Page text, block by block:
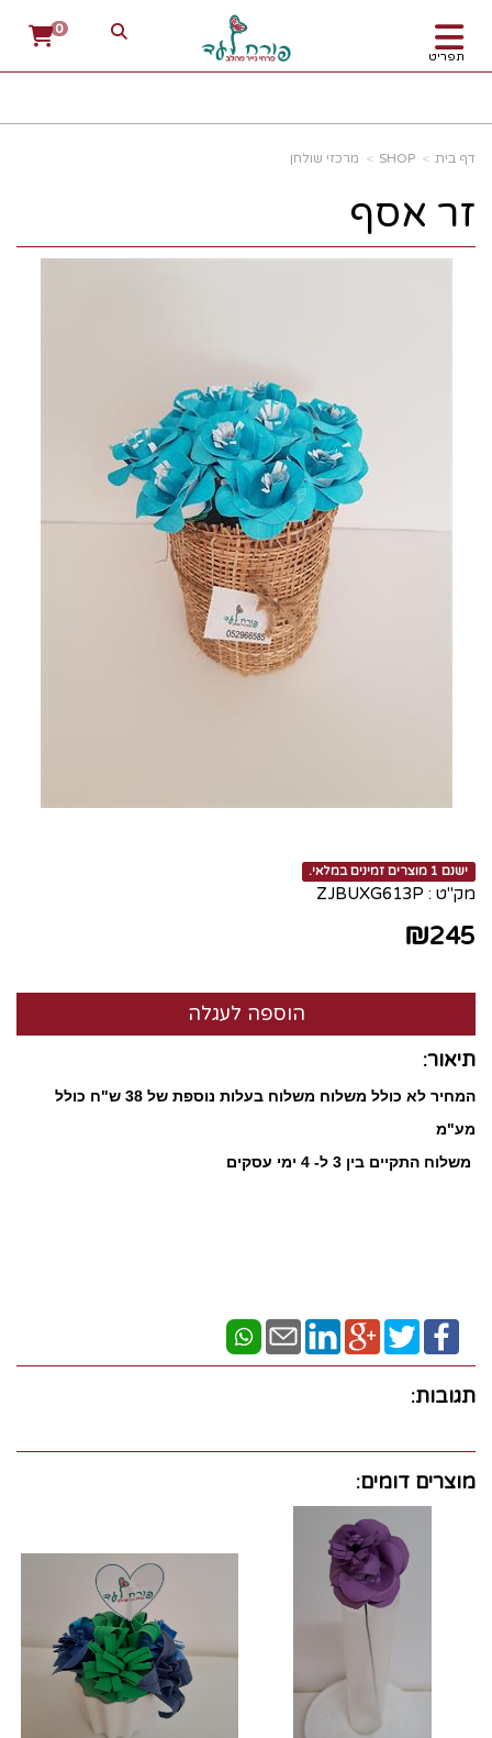
תפריט
0
דף בית SHOP מרכזי שולחן
זר אסף
ישנם 1 מוצרים זמינים במלאי.
מק"ט : ZJBUXG613P
₪245
תיאור:
המחיר לא כולל משלוח משלוח בעלות נוספת של 38 ש"ח כולל
מע"מ
​ משלוח התקיים בין 3 ל- 4 ימי עסקים
תגובות:
מוצרים דומים: